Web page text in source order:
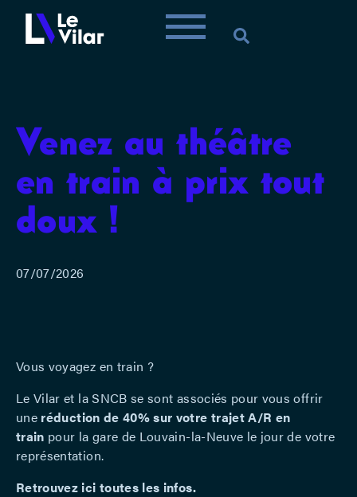
Venez au théâtre
en train à prix tout
doux !
07/07/2026
Vous voyagez en train ?
Le Vilar et laSNCB se sont associés pour vous offrir
une réduction de 40% sur votre trajet A/R en
train pour la gare de Louvain-la-Neuve le jour de votre
représentation.
Retrouvez ici toutes les infos.